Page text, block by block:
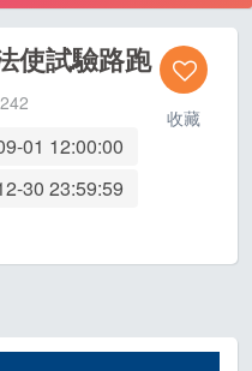
收藏
使試驗路跑
01 12:00:00
30 23:59:59